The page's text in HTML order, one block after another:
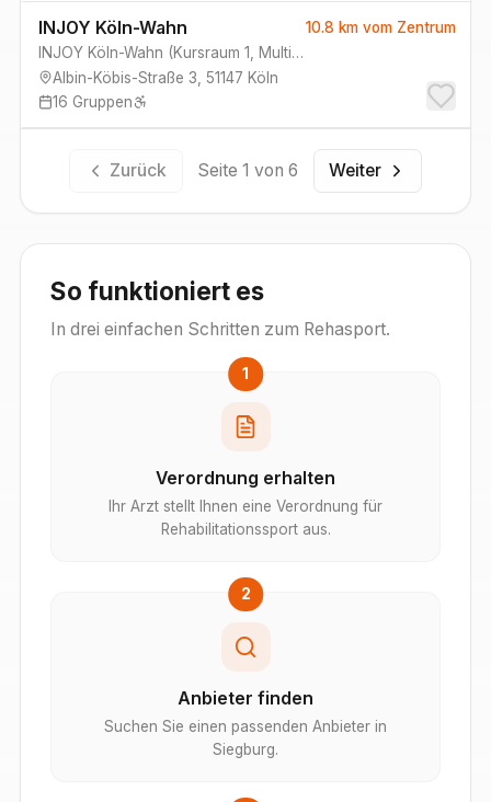
INJOY Köln-Wahn
INJOY Köln-Wahn (Kursraum 1, Multifunktions-/Erlebnisraum, Kursraum 3
Albin-Köbis-Straße 3 51147 Köln
16 Gruppen
10.8 kmvom Zentrum
Zurück Seite 1 von 6 Weiter
So funktioniert es
In drei einfachen Schritten zum Rehasport.
1
Verordnung erhalten
Ihr Arzt stellt Ihnen eine Verordnung für
Rehabilitationssport aus.
2
Anbieter finden
Suchen Sie einen passenden Anbieter in
Siegburg.